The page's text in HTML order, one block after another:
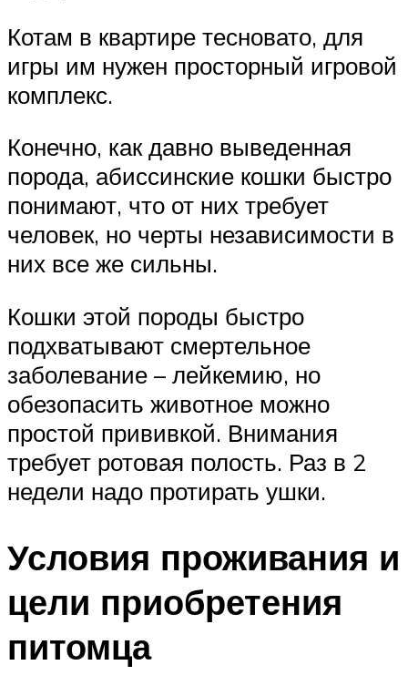
Котам в квартире тесновато, для
игры им нужен просторный игровой
комплекс.
Конечно, как давно выведенная
порода, абиссинские кошки быстро
понимают, что от них требует
человек, но черты независимости в
них все же сильны.
Кошки этой породы быстро
подхватывают смертельное
заболевание – лейкемию, но
обезопасить животное можно
простой прививкой. Внимания
требует ротовая полость. Раз в 2
недели надо протирать ушки.
Условия проживания и
цели приобретения
питомца